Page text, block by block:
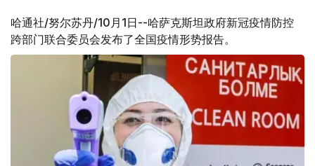
哈通社/努尔苏丹/10月1日--哈萨克斯坦政府新冠疫情防控
跨部门联合委员会发布了全国疫情形势报告。